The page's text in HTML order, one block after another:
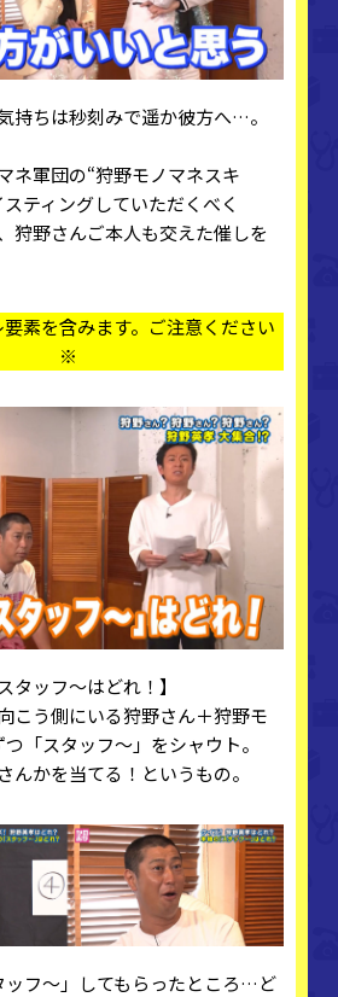
持ちは秒刻みで遥か彼方へ…。
ネ軍団の“狩野モノマネスキ
ティングしていただくべく
狩野さんご本人も交えた催しを
素を含みます。ご注意ください
※
タッフ～はどれ！】
こう側にいる狩野さん＋狩野モ
「スタッフ～」をシャウト。
んかを当てる！というもの。
ッフ～」してもらったところ…ど